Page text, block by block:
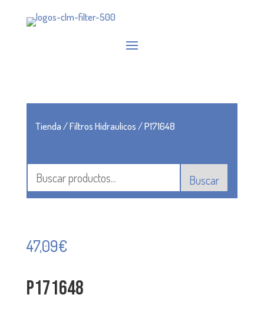
Tienda/Filtros Hidraulicos/ P171648
Buscar
47,09€
P171648